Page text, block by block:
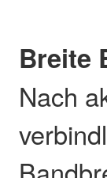
Breite
Nach